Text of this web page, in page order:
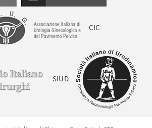
CIC
SIUD